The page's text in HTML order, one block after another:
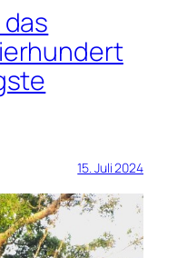
15. Juli 2024